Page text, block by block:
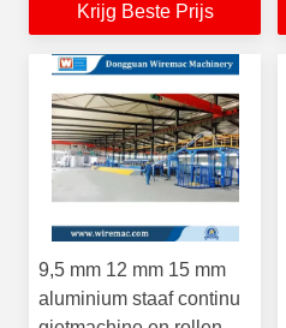
Krijg Beste Prijs
9,5 mm 12 mm 15 mm
aluminium staaf continu